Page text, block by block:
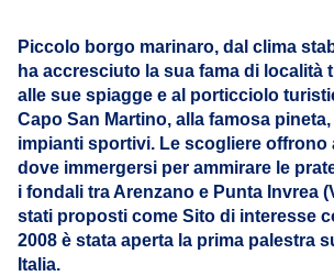
Piccolo borgo marinaro, dal clima
ha accresciuto la sua fama di località
alle sue spiagge e al porticciolo
Capo San Martino, alla famosa
impianti sportivi. Le scogliere
dove immergersi per ammirare le
i fondali tra Arenzano e Punta Invrea
stati proposti come Sito di interesse
2008 è stata aperta la prima palestra
Italia.